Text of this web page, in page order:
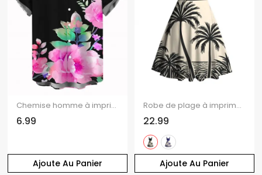
Ajoute Au Panier
Chemise homme à imprimé floral et feuilles pour les vacances
6.99
Ajoute Au Panier
Robe de plage à imprimé cocotier colorblock et froncée
22.99